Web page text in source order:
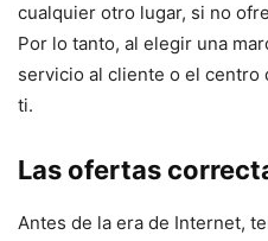
cualquier otro lugar, si no
Por lo tanto, al elegir una
servicio al cliente o el centro
ti.
Las ofertas
Antes de la era de Internet,